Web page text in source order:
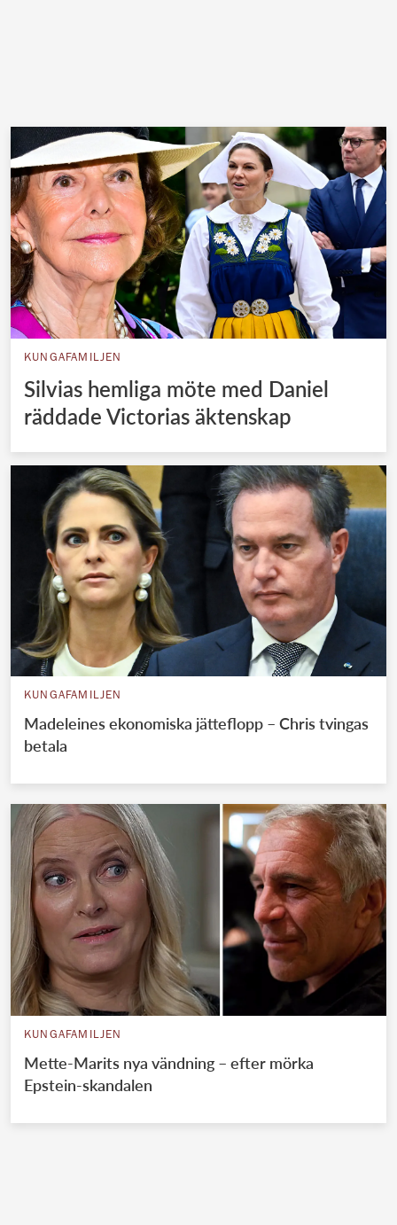
KUNGAFAMILJEN
Silvias hemliga möte med Daniel
räddade Victorias äktenskap
KUNGAFAMILJEN
Madeleines ekonomiska jätteflopp – Chris tvingas
betala
KUNGAFAMILJEN
Mette-Marits nya vändning – efter mörka
Epstein-skandalen